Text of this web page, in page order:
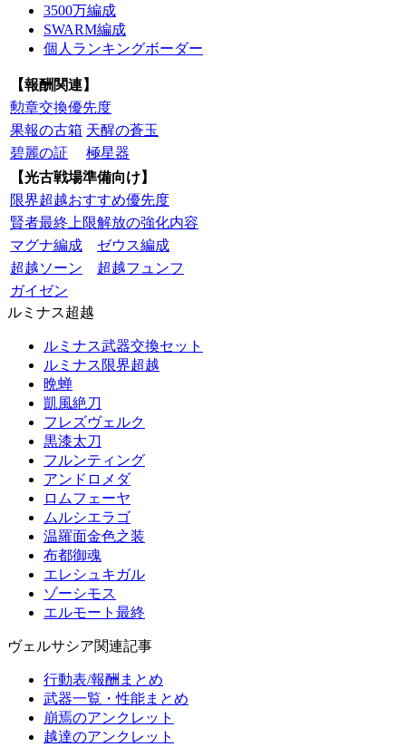
3500万編成
SWARM編成
個人ランキングボーダー
【報酬関連】
勲章交換優先度
果報の古箱 天醒の蒼玉
碧麗の証
極星器
【光古戦場準備向け】
限界超越おすすめ優先度
賢者最終上限解放の強化内容
マグナ編成
ゼウス編成
超越ソーン
超越フュンフ
ガイゼン
ルミナス超越
ルミナス武器交換セット
ルミナス限界超越
晩蝉
凱風絶刀
フレズヴェルク
黒漆太刀
フルンティング
アンドロメダ
ロムフェーヤ
ムルシエラゴ
温羅面金色之装
布都御魂
エレシュキガル
ゾーシモス
エルモート最終
ヴェルサシア関連記事
行動表/報酬まとめ
武器一覧・性能まとめ
崩焉のアンクレット
越達のアンクレット